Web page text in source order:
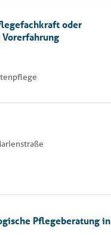
oder
Pflegeberatung in